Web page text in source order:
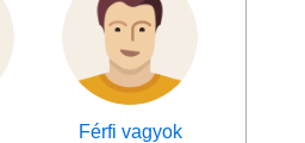
Férfi vagyok